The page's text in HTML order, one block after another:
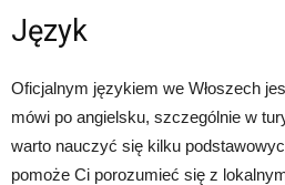
Język
Oficjalnym językiem we Włoszech
mówi po angielsku, szczególnie w
warto nauczyć się kilku
pomoże Ci porozumieć się z